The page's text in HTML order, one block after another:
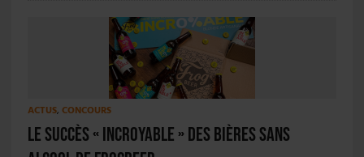
ACTUS, CONCOURS
Le succès « Incroyable » des bières sans